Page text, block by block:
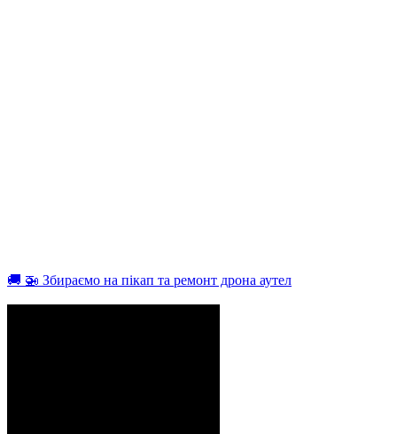
🚚 🚁 Збираємо на пікап та ремонт дрона аутел